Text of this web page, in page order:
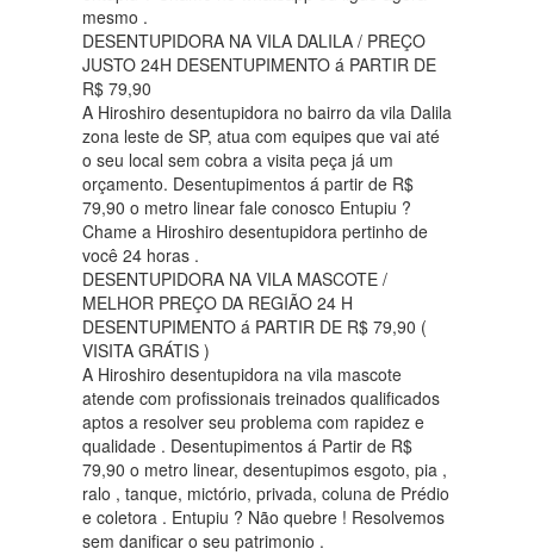
mesmo .
DESENTUPIDORA NA VILA DALILA / PREÇO
JUSTO 24H DESENTUPIMENTO á PARTIR DE
R$ 79,90
A Hiroshiro desentupidora no bairro da vila Dalila
zona leste de SP, atua com equipes que vai até
o seu local sem cobra a visita peça já um
orçamento. Desentupimentos á partir de R$
79,90 o metro linear fale conosco Entupiu ?
Chame a Hiroshiro desentupidora pertinho de
você 24 horas .
DESENTUPIDORA NA VILA MASCOTE /
MELHOR PREÇO DA REGIÃO 24 H
DESENTUPIMENTO á PARTIR DE R$ 79,90 (
VISITA GRÁTIS )
A Hiroshiro desentupidora na vila mascote
atende com profissionais treinados qualificados
aptos a resolver seu problema com rapidez e
qualidade . Desentupimentos á Partir de R$
79,90 o metro linear, desentupimos esgoto, pia ,
ralo , tanque, mictório, privada, coluna de Prédio
e coletora . Entupiu ? Não quebre ! Resolvemos
sem danificar o seu patrimonio .